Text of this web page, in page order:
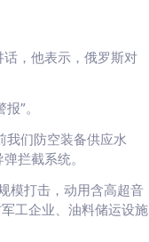
，他表示，俄罗斯对
”。
们防空装备供应水
拦截系统。
模打击，动用含高超音
工企业、油料储运设施